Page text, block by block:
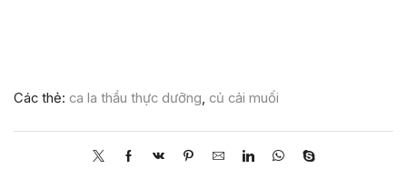
Các thẻ: ca la thầu thực dưỡng, củ cải muối